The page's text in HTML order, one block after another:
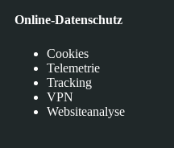
Online-Datenschutz
Cookies
Telemetrie
Tracking
VPN
Websiteanalyse